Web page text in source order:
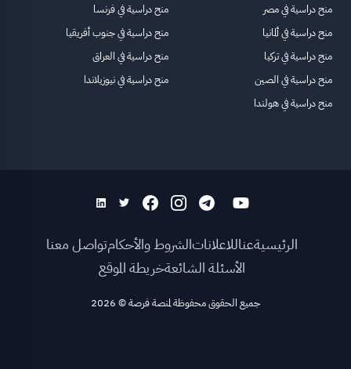
منح دراسية في مصر
منح دراسية في ألمانيا
منح دراسية في تركيا
منح دراسية في الصين
منح دراسية في هولندا
منح دراسية في فرنسا
منح دراسية في جنوب أفريقيا
منح دراسية في العراق
منح دراسية في نيوزيلاندا
الرئيسيةعناللاعلاناتالشروط والأحكامتواصل معنا
الأسئلة الشائعةخريطة الموقع
جميع الحقوق محفوظة لمنصة فرصة©
2026